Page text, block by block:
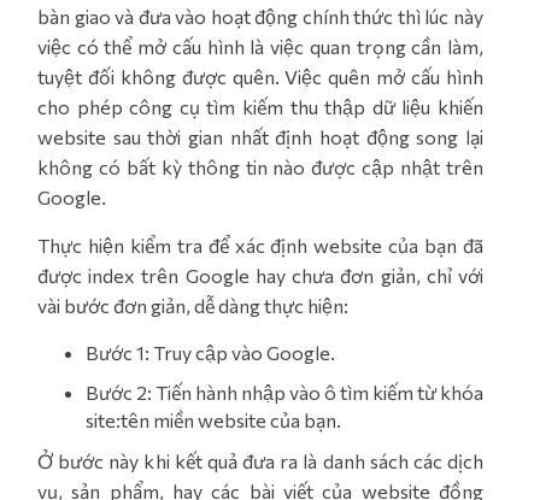
bàn giao và đưa vào hoạt động chính thức thì lúc này
việc có thể mở cấu hình là việc quan trọng cần làm,
tuyệt đối không được quên. Việc quên mở cấu hình
cho phép công cụ tìm kiếm thu thập dữ liệu khiến
website sau thời gian nhất định hoạt động song lại
không có bất kỳ thông tin nào được cập nhật trên
Google.
Thực hiện kiểm tra để xác định website của bạn đã
được index trên Google hay chưa đơn giản, chỉ với
vài bước đơn giản, dễ dàng thực hiện:
Bước 1: Truy cập vào Google.
Bước 2: Tiến hành nhập vào ô tìm kiếm từ khóa
site:tên miền website của bạn.
Ở bước này khi kết quả đưa ra là danh sách các dịch
vụ, sản phẩm, hay các bài viết của website đồng